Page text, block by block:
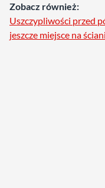
Zobacz również:
Uszczypliwości przed
jeszcze miejsce na